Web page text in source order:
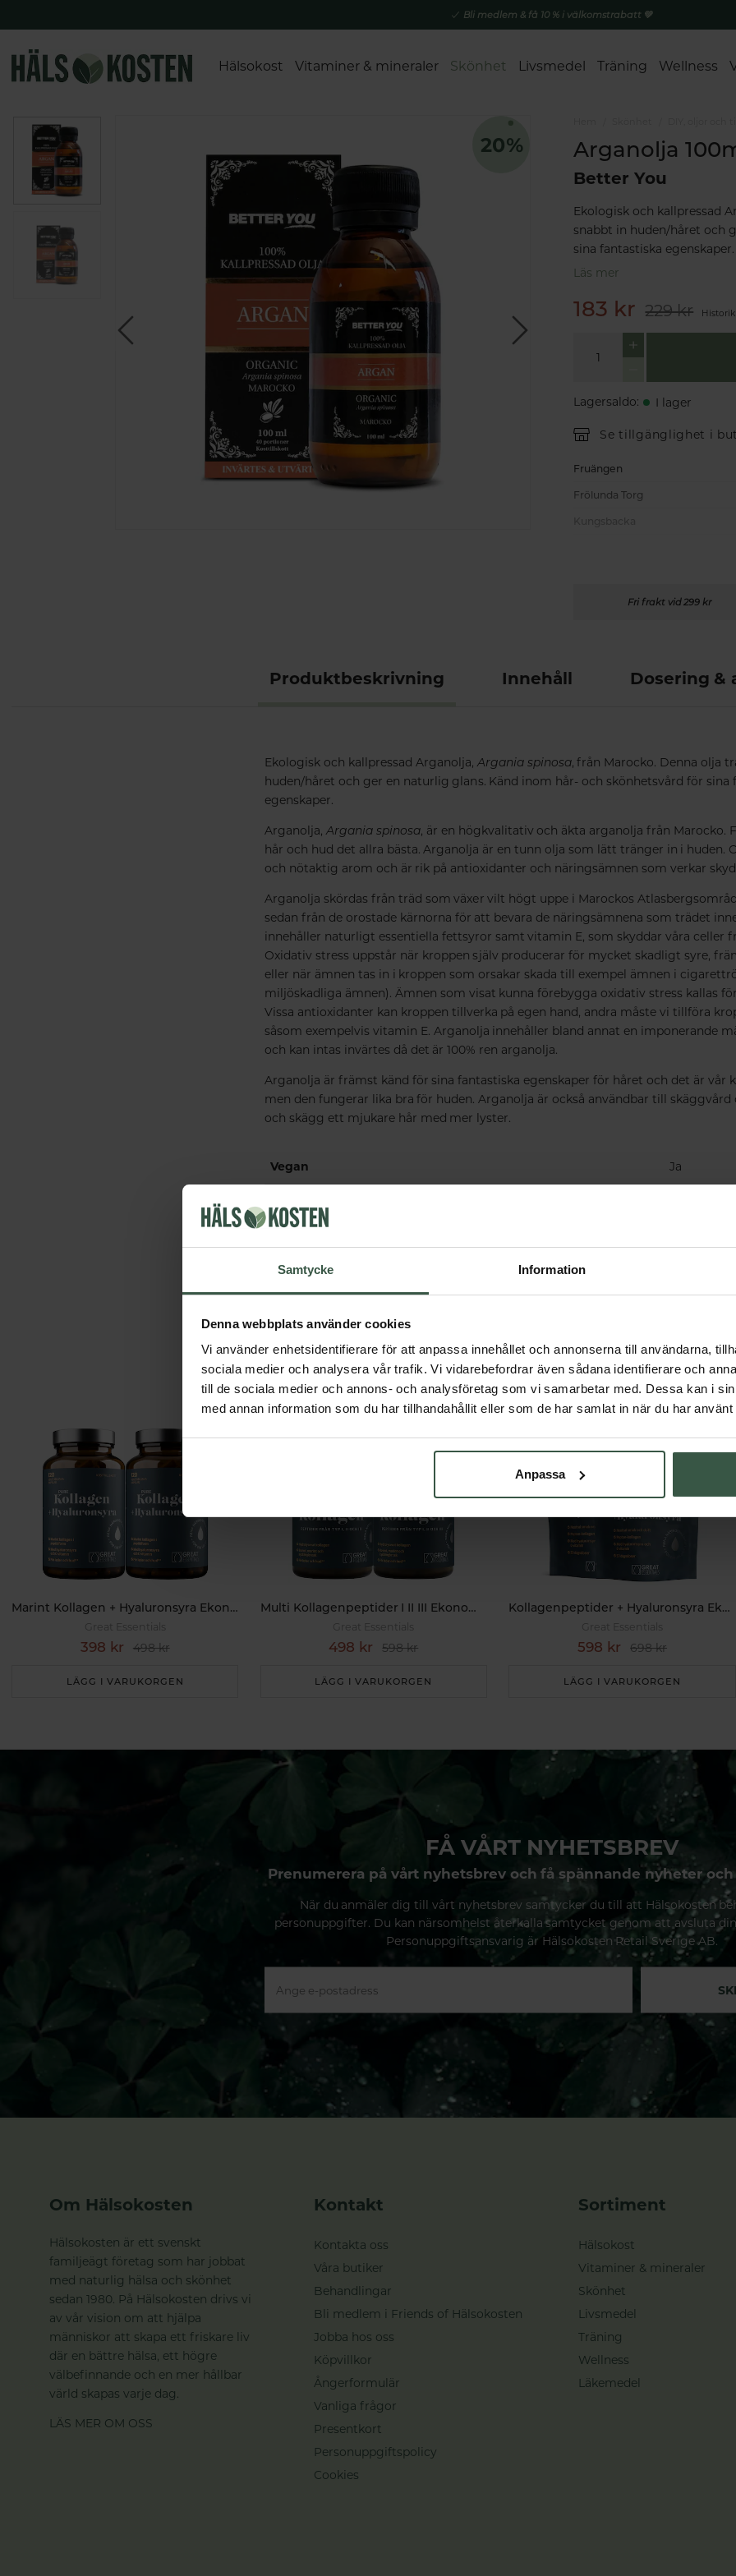
Samtycke Information
Denna webbplats använder cookies
Vi använder enhetsidentifierare för att anpassa innehållet och annonserna till användarna,
sociala medier och analysera vår trafik. Vi vidarebefordrar även sådana identifierare och
till de sociala medier och annons- och analysföretag som vi samarbetar med. Dessa kan i
med annan information som du har tillhandahållit eller som de har samlat in när du har
Anpassa
Bli medlem & få 10 % i välkomstrabatt 💚
Hälsokost Vitaminer & mineraler Skönhet Livsmedel Träning Wellness
Arganolja
Better You
Ekologisk och kallpressad
snabbt in huden/håret och
sina fantastiska egenskaper.
Läs mer
183 kr 229 kr Historik
Lagersaldo: I lager
Se tillgänglighet i
Fruängen
Frölunda Torg
Fri frakt vid 299 kr
Produktbeskrivning Innehåll Dosering &
Ekologisk och kallpressad Arganolja, Argania spinosa, från Marocko. Denna olja
huden/håret och ger en naturlig glans. Känd inom hår- och skönhetsvård för sina
egenskaper.
Arganolja, Argania spinosa, är en högkvalitativ och äkta arganolja från Marocko.
hår och hud det allra bästa. Arganolja är en tunn olja som lätt tränger in i huden.
och nötaktig arom och är rik på antioxidanter och näringsämnen som verkar
Arganolja skördas från träd som växer vilt högt uppe i Marockos
sedan från de orostade kärnorna för att bevara de näringsämnena som trädet
innehåller naturligt essentiella fettsyror samt vitamin E, som skyddar våra celler
Oxidativ stress uppstår när kroppen själv producerar för mycket skadligt syre,
eller när ämnen tas in i kroppen som orsakar skada till exempel ämnen i
miljöskadliga ämnen). Ämnen som visat kunna förebygga oxidativ stress kallas
Vissa antioxidanter kan kroppen tillverka på egen hand, andra måste vi tillföra
såsom exempelvis vitamin E. Arganolja innehåller bland annat en imponerande
och kan intas invärtes då det är 100% ren arganolja.
Arganolja är främst känd för sina fantastiska egenskaper för håret och det är vår
men den fungerar lika bra för huden. Arganolja är också användbar till skäggvård
och skägg ett mjukare hår med mer lyster.
Vegan Ja
Tillverkningsland
Andra köpte också
Marint Kollagen + Hyaluronsyra Ekonomipack 2x120k
Great Essentials
398 kr 498 kr
LÄGG I VARUKORGEN
Multi Kollagenpeptider I II III Ekonomipack 2x120k
Great Essentials
498 kr 598 kr
LÄGG I VARUKORGEN
Kollagenpeptider + Hyaluronsyra Ekonomipack 2x500g
Great Essentials
598 kr 698 kr
LÄGG I VARUKORGEN
FÅ VÅRT NYHETSBREV
Prenumerera på vårt nyhetsbrev och få spännande nyheter
När du anmäler dig till vårt nyhetsbrev samtycker du till att Hälsokosten
personuppgifter. Du kan närsomhelst återkalla samtycket genom att avsluta
Personuppgiftsansvarig är Hälsokosten Retail Sverige AB.
Om Hälsokosten
Hälsokosten är ett svenskt
familjeägt företag som har jobbat
med naturlig hälsa och skönhet
sedan 1980. På Hälsokosten drivs vi
av vår vision om att hjälpa
människor att skapa ett friskare liv
där en bättre hälsa, ett högre
välbefinnande och en mer hållbar
värld skapas varje dag.
LÄS MER OM OSS
Kontakt
Kontakta oss
Våra butiker
Behandlingar
Bli medlem i Friends of Hälsokosten
Jobba hos oss
Köpvillkor
Ångerformulär
Vanliga frågor
Presentkort
Personuppgiftspolicy
Cookies
Sortiment
Hälsokost
Vitaminer & mineraler
Skönhet
Livsmedel
Träning
Wellness
Läkemedel